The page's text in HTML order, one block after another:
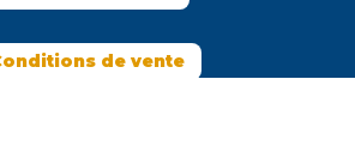
de vente